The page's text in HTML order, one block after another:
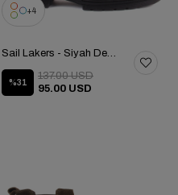
4
Sail Lakers - Siyah Deri Erkek Chelsea Bot 102-057-10201
%31
95.00 USD
137.00 USD